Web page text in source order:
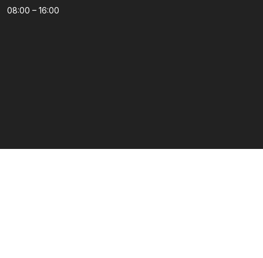
08:00 – 16:00